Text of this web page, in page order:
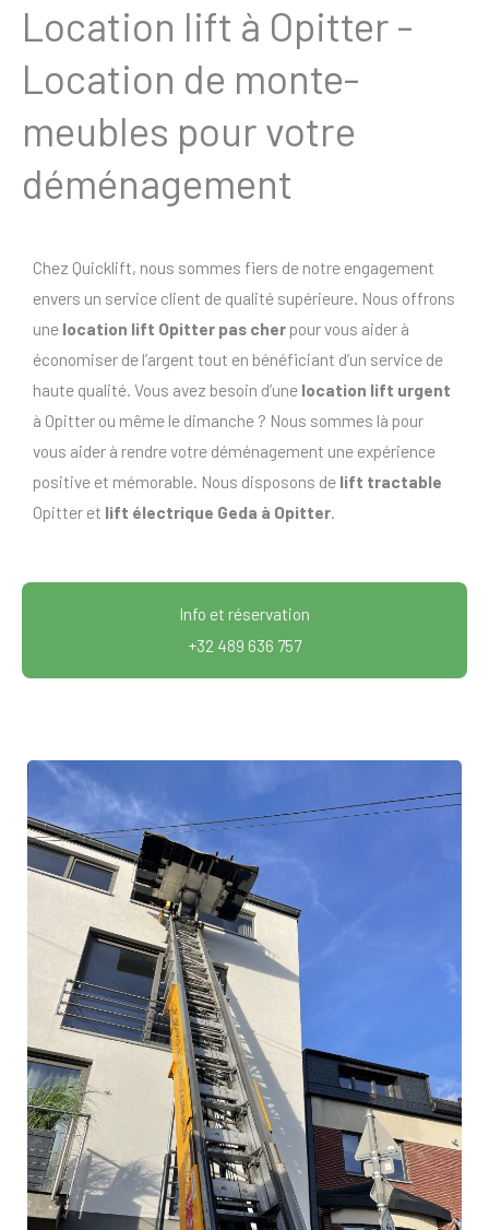
Location lift à Opitter -
Location de monte-
meubles pour votre
déménagement
Chez Quicklift, nous sommes fiers de notre engagement
envers un service client de qualité supérieure. Nous offrons
une location lift Opitter pas cher pour vous aider à
économiser de l’argent tout en bénéficiant d’un service de
haute qualité. Vous avez besoin d’une location lift urgent
à Opitter ou même le dimanche ? Nous sommes là pour
vous aider à rendre votre déménagement une expérience
positive et mémorable. Nous disposons de lift tractable
Opitter et lift électrique Geda à Opitter.
Info et réservation
+32 489 636 757